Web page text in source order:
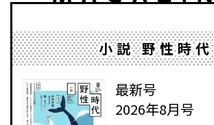
小説 野性時代
最新号
2026年8月号